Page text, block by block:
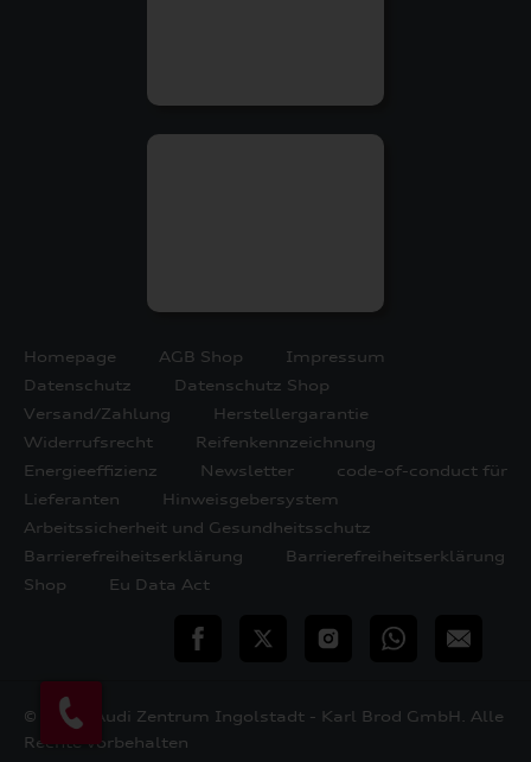
Homepage AGB Shop
Impressum
Datenschutz
Datenschutz Shop
Versand/Zahlung
Herstellergarantie
Widerrufsrecht
Reifenkennzeichnung
Energieeffizienz
Newsletter
code-of-conduct für
Lieferanten
Hinweisgebersystem
Arbeitssicherheit und Gesundheitsschutz
Barrierefreiheitserklärung
Barrierefreiheitserklärung
Shop
Eu Data Act
teilen Twitter InstagramWhatsApp
E-
© 2026 Audi Zentrum Ingolstadt - Karl Brod GmbH. Alle
Rechte vorbehalten